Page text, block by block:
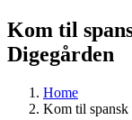
Kom til
Digegården
Home
Kom til spansk